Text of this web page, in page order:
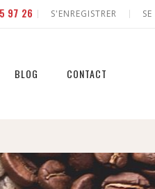
97 26 S'ENREGISTRER
BLOG CONTACT